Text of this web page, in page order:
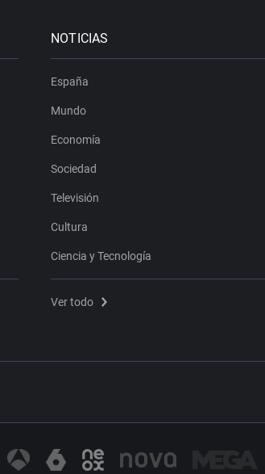
NOTICIAS
España
Mundo
Economía
Sociedad
Televisión
Cultura
Ciencia y Tecnología
Ver todo